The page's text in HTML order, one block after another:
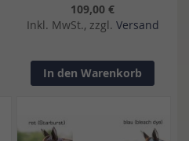
109,00 €
Inkl. MwSt., zzgl. Versand
In den Warenkorb